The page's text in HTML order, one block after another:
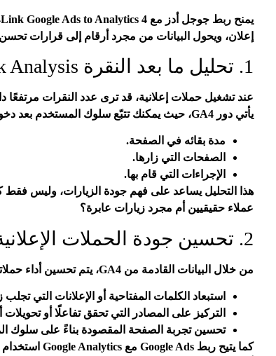
إعلان، ويحول البيانات من مجرد أرقام إلى قرارات تحسن
1. تحليل ما بعد النقرة Post-Click Analysis:
يأتي دور GA4، حيث يمكنك تتبّع سلوك المستخدم بعد دخوله الموقع، مثل:
مدة بقائه في الصفحة.
الصفحات التي زارها.
الإجراءات التي قام بها.
هذا التحليل يساعد على فهم جودة الزيارات، وليس فقط
عملاء حقيقيين أم مجرد زيارات عابرة؟
2. تحسين جودة الحملات الإعلانية:
من خلال البيانات القادمة من GA4، يتم تحسين أداء حملاتك في Google Ads بشكل فعلي، مثل:
استبعاد الكلمات المفتاحية أو الإعلانات التي
التركيز على المصادر التي تحقق تفاعلًا أو
تحسين تجربة الصفحة المقصودة بناءً على سلوك